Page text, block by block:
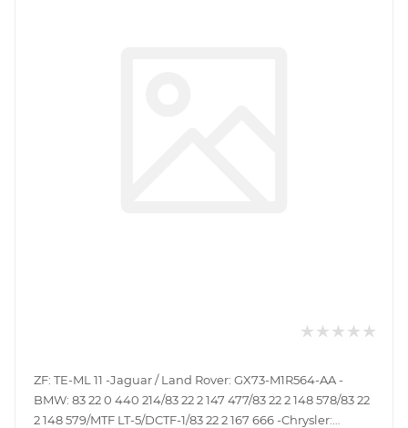
ZF: TE-ML 11 -Jaguar / Land Rover: GX73-M1R564-AA -
BMW: 83 22 0 440 214/83 22 2 147 477/83 22 2 148 578/83 22
2 148 579/MTF LT-5/DCTF-1/83 22 2 167 666 -Chrysler: